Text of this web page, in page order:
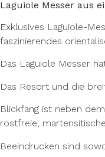
Laguiole Messer aus
Exklusives Laguiole-
faszinierendes
Das Laguiole Messer
Das Resort und die
Blickfang ist neben
rostfreie,
Beeindrucken sind